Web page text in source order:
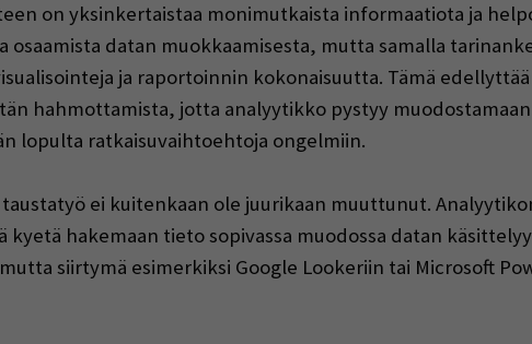
on yksinkertaistaa monimutkaista informaatiota ja
osaamista datan muokkaamisesta, mutta samalla
ja raportoinnin kokonaisuutta. Tämä
hahmottamista, jotta analyytikko pystyy
lopulta ratkaisuvaihtoehtoja ongelmiin.
ei kuitenkaan ole juurikaan muuttunut.
kyetä hakemaan tieto sopivassa muodossa datan
siirtymä esimerkiksi Google Lookeriin tai Microsoft